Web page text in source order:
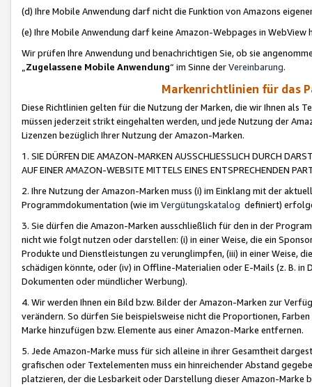
(d) Ihre Mobile Anwendung darf nicht die Funktion von Amazons
(e) Ihre Mobile Anwendung darf keine Amazon-Webpages in WebView
Wir prüfen Ihre Anwendung und benachrichtigen Sie, ob sie
„Zugelassene Mobile Anwendung“ im Sinne derVereinbarung.
Markenrichtlinien für das
Diese Richtlinien gelten für die Nutzung der Marken, die wir Ihnen als
müssen jederzeit strikt eingehalten werden, und jede Nutzung der
Lizenzen bezüglich Ihrer Nutzung der Amazon-Marken.
1. SIE DÜRFEN DIE AMAZON-MARKEN AUSSCHLIESSLICH DURCH
AUF EINER AMAZON-WEBSITE MITTELS EINES ENTSPRECHENDEN
2. Ihre Nutzung der Amazon-Marken muss (i) im Einklang mit der
Programmdokumentation (wie im Vergütungskatalog definiert)
3. Sie dürfen die Amazon-Marken ausschließlich für den in der
nicht wie folgt nutzen oder darstellen: (i) in einer Weise, die ein
Produkte und Dienstleistungen zu verunglimpfen, (iii) in einer Weise,
schädigen könnte, oder (iv) in Offline-Materialien oder E-Mails (z. B. in
Dokumenten oder mündlicher Werbung).
4. Wir werden Ihnen ein Bild bzw. Bilder der Amazon-Marken zur
verändern. So dürfen Sie beispielsweise nicht die Proportionen,
Marke hinzufügen bzw. Elemente aus einer Amazon-Marke entfernen.
5. Jede Amazon-Marke muss für sich alleine in ihrer Gesamtheit
grafischen oder Textelementen muss ein hinreichender Abstand
platzieren, der die Lesbarkeit oder Darstellung dieser Amazon-Marke